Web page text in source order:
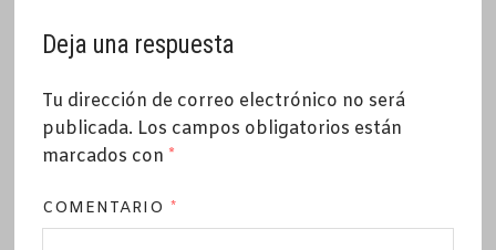
Deja una respuesta
Tu dirección de correo electrónico no será
publicada. Los campos obligatorios están
marcados con *
COMENTARIO *